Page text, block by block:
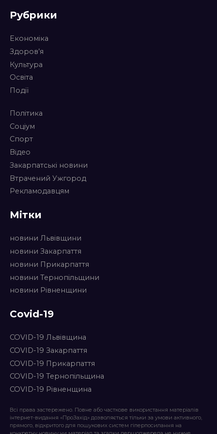
Рубрики
Економіка
Здоров’я
Культура
Освіта
Події
Політика
Соціум
Спорт
Відео
Закарпатські новини
Втрачений Ужгород
Рекламодавцям
Мітки
новини Львівщини
новини Закарпаття
новини Прикарпаття
новини Тернопільщини
новини Рівненщини
Covid-19
COVID-19 Львівщина
COVID-19 Закарпаття
COVID-19 Прикарпаття
COVID-19 Тернопільщина
COVID-19 Рівненщина
Всі права застережено. Повне або часткове використання матеріалів
інтернет-видання «ПроЗахід» дозволяється тільки за умови активного,
прямого, відкритого для пошукових систем гіперпосилання на